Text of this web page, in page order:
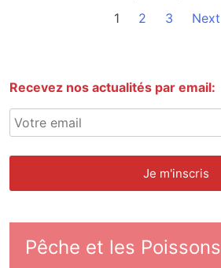
1 2 3 Next
Recevez nos actualités par email:
Pêche et les Poissons